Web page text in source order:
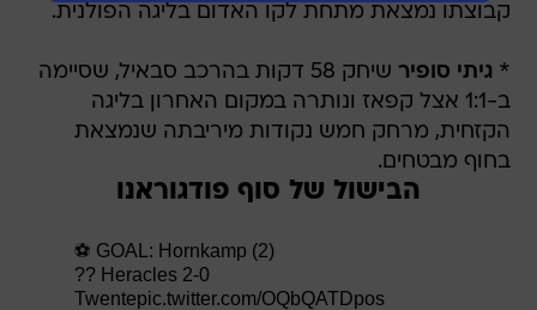
קבוצתו נמצאת מתחת לקו האדום בליגה הפולנית.
* גיתי סופיר
שיחק 58 דקות בהרכב סבאיל, שסיימה
ב-1:1 אצל קפאז ונותרה במקום האחרון בליגה
הקזחית, מרחק חמש נקודות מיריבתה שנמצאת
בחוף מבטחים.
הבישול של סוף פודגוראנו
⚽️ GOAL: Hornkamp (2)
?? Heracles 2-0
Twentepic.twitter.com/OQbQATDpos